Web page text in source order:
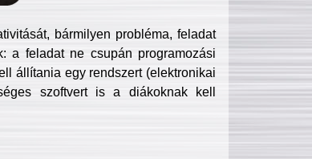
bármilyen probléma, feladat
a feladat ne csupán programozási
állítania egy rendszert (elektronikai
szoftvert is a diákoknak kell